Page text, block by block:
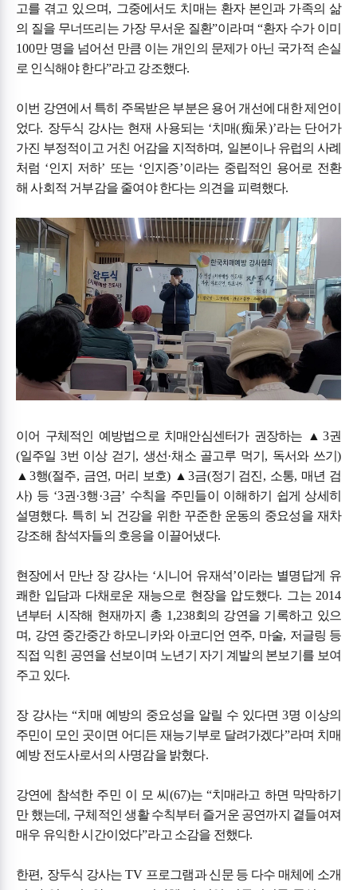
고를 겪고 있으며, 그중에서도 치매는 환자 본인과 가족의 삶
의 질을 무너뜨리는 가장 무서운 질환”이라며 “환자 수가 이미
100만 명을 넘어선 만큼 이는 개인의 문제가 아닌 국가적 손실
로 인식해야 한다”라고 강조했다.
이번 강연에서 특히 주목받은 부분은 용어 개선에 대한 제언이
었다. 장두식 강사는 현재 사용되는 ‘치매(痴呆)’라는 단어가
가진 부정적이고 거친 어감을 지적하며, 일본이나 유럽의 사례
처럼 ‘인지 저하’ 또는 ‘인지증’이라는 중립적인 용어로 전환
해 사회적 거부감을 줄여야 한다는 의견을 피력했다.
이어 구체적인 예방법으로 치매안심센터가 권장하는 ▲ 3권
(일주일 3번 이상 걷기 , 생선·채소 골고루 먹기 , 독서와 쓰기)
▲3행(절주, 금연, 머리 보호) ▲3금(정기 검진, 소통, 매년 검
사) 등 ‘3권·3행·3금’ 수칙을 주민들이 이해하기 쉽게 상세히
설명했다. 특히 뇌 건강을 위한 꾸준한 운동의 중요성을 재차
강조해 참석자들의 호응을 이끌어냈다.
현장에서 만난 장 강사는 ‘시니어 유재석’이라는 별명답게 유
쾌한 입담과 다채로운 재능으로 현장을 압도했다. 그는 2014
년부터 시작해 현재까지 총 1,238회의 강연을 기록하고 있으
며, 강연 중간중간 하모니카와 아코디언 연주, 마술, 저글링 등
직접 익힌 공연을 선보이며 노년기 자기 계발의 본보기를 보여
주고 있다.
장 강사는“치매 예방의 중요성을 알릴 수 있다면3명 이상의
주민이 모인 곳이면 어디든 재능기부로 달려가겠다”라며 치매
예방 전도사로서의 사명감을 밝혔다.
강연에 참석한 주민 이 모 씨 (67)는 “치매라고 하면 막막하기
만 했는데 , 구체적인 생활 수칙부터 즐거운 공연까지 곁들여져
매우 유익한 시간이었다”라고 소감을 전했다.
한편, 장두식 강사는 TV 프로그램과 신문 등 다수 매체에 소개